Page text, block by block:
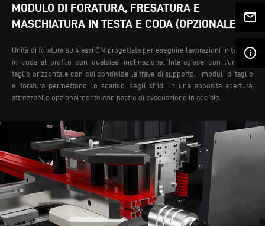
mail_outline
info_outline
MODULO DI FORATURA, FRESATURA E
MASCHIATURA IN TESTA E CODA (OPZIONALE)
Unità di foratura su 4 assi CN progettata per eseguire lavorazioni in testa e
in coda al profilo con qualsiasi inclinazione. Interagisce con l’unità di
taglio orizzontale con cui condivide la trave di supporto.
I moduli di taglio
e foratura permettono lo scarico degli sfridi in una apposita apertura,
attrezzabile opzionalmente con nastro di evacuazione in acciaio.